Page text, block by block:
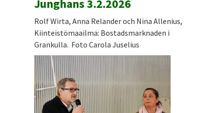
Junghans 3.2.2026
Rolf Wirta, Anna Relander och Nina Allenius,
Kiinteistömaailma: Bostadsmarknaden i
Grankulla. Foto Carola Juselius